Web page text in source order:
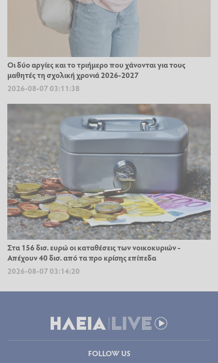
Οι δύο αργίες και το τριήμερο που χάνονται για τους
μαθητές τη σχολική χρονιά 2026-2027
2026-08-07 03:11:38
Στα 156 δισ. ευρώ οι καταθέσεις των νοικοκυριών -
Απέχουν 40 δισ. από τα προ κρίσης επίπεδα
2026-08-07 03:14:20
FOLLOW US